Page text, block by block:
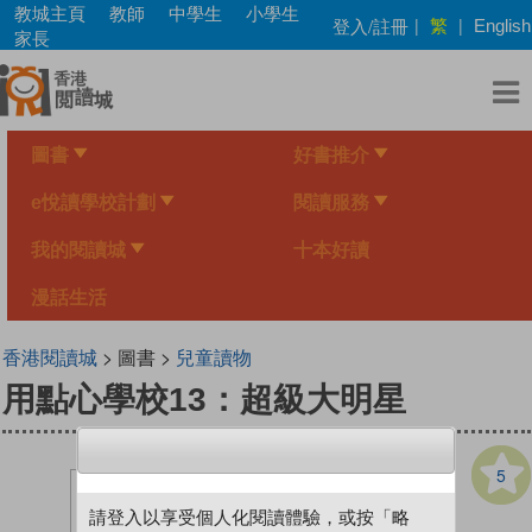
Skip
main
content
教城主頁 教師 中學生
小學生
家長
登入/註冊 | 繁 | English
圖書 好書推介
e悅讀學校計劃 閱讀服務
我的閱讀城 十本好讀
漫話生活
香港閱讀城> 圖書 > 兒童讀物
用點心學校13：超級大明星
5
請登入以享受個人化閱讀體驗，或按「略